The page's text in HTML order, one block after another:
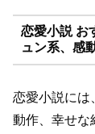
恋愛小説 お
ュン系、感
恋愛小説には
動作、幸せな